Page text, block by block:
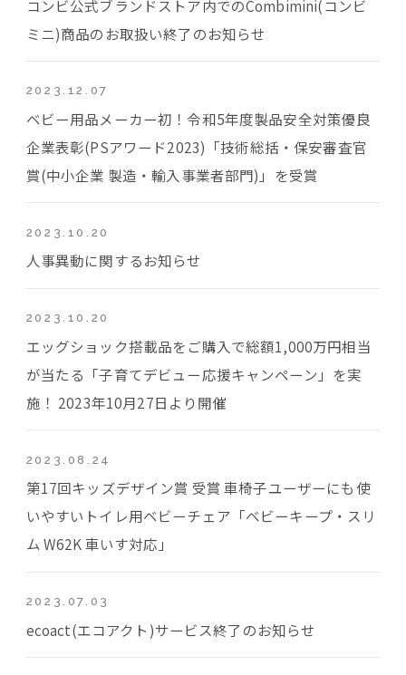
コンビ公式ブランドストア内でのCombimini(コンビ
ミニ)商品のお取扱い終了のお知らせ
2023.12.07
ベビー用品メーカー初！令和5年度製品安全対策優良
企業表彰(PSアワード2023)「技術総括・保安審査官
賞(中小企業 製造・輸入事業者部門)」を受賞
2023.10.20
人事異動に関するお知らせ
2023.10.20
エッグショック搭載品をご購入で総額1,000万円相当
が当たる「子育てデビュー応援キャンペーン」を実
施！ 2023年10月27日より開催
2023.08.24
第17回キッズデザイン賞 受賞 車椅子ユーザーにも使
いやすいトイレ用ベビーチェア「ベビーキープ・スリ
ム W62K 車いす対応」
2023.07.03
ecoact(エコアクト)サービス終了のお知らせ